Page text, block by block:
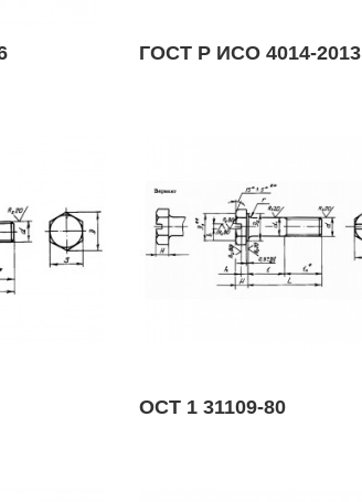
ГОСТ Р ИСО 4014-2013
ОСТ 1 31109-80